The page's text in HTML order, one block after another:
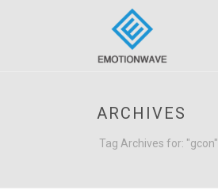
ARCHIVES
Tag Archives for: "gcon"